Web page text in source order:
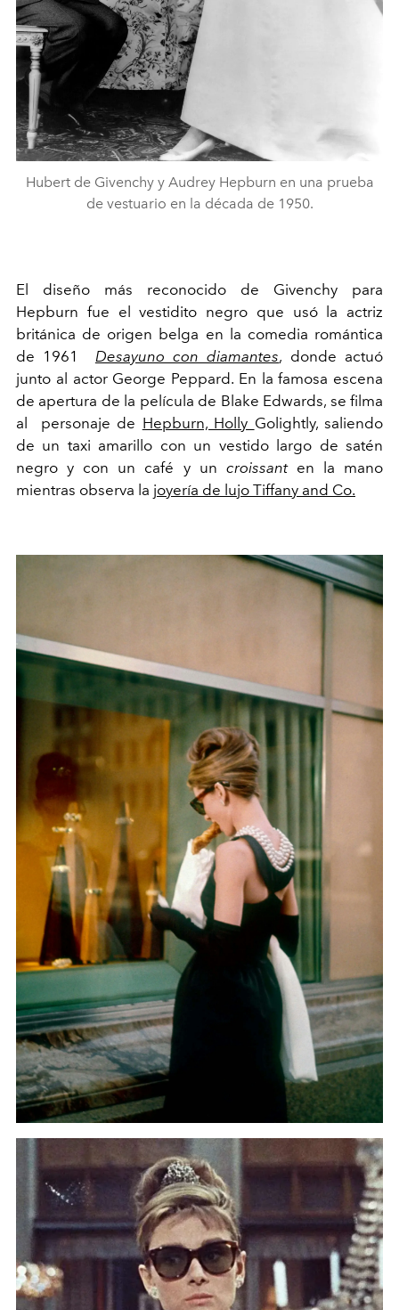
Hubert de Givenchy y Audrey Hepburn en una prueba
de vestuario en la década de 1950.
El diseño más reconocido de Givenchy para
Hepburn fue el vestidito negro que usó la actriz
británica de origen belga en la comedia romántica
de 1961 Desayuno con diamantes, donde actuó
junto al actor George Peppard. En la famosa escena
de apertura de la película de Blake Edwards, se filma
al personaje de Hepburn, Holly Golightly,saliendo
de un taxi amarillo con un vestido largo de satén
negro y con un café y un croissanten la mano
mientras observa la joyería de lujo Tiffany and Co.